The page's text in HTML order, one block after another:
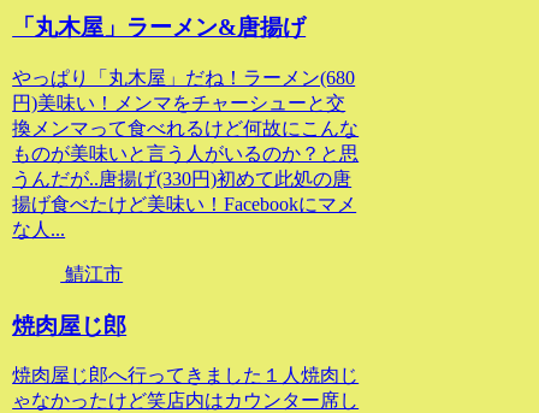
「丸木屋」ラーメン&唐揚げ
やっぱり「丸木屋」だね！ラーメン(680
円)美味い！メンマをチャーシューと交
換メンマって食べれるけど何故にこんな
ものが美味いと言う人がいるのか？と思
うんだが..唐揚げ(330円)初めて此処の唐
揚げ食べたけど美味い！Facebookにマメ
な人...
鯖江市
焼肉屋じ郎
焼肉屋じ郎へ行ってきました１人焼肉じ
ゃなかったけど笑店内はカウンター席し